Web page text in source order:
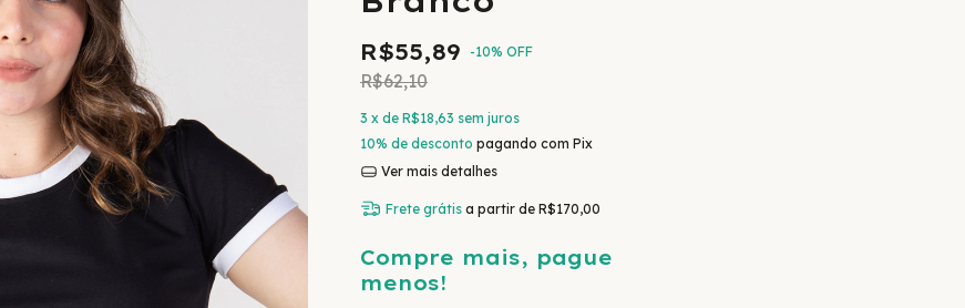
R$55,89 -10% OFF
R$62,10
3 x de R$18,63 sem juros
10% de desconto pagando com Pix
Ver mais detalhes
Frete grátis a partir de R$170,00
Compre mais, pague
menos!